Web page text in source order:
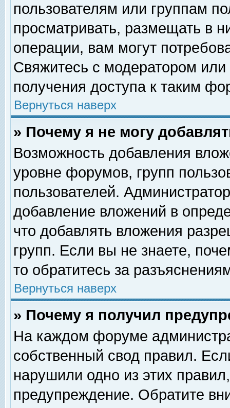
пользователям или группам
просматривать, размещать в
операции, вам могут
Свяжитесь с модератором
получения доступа к таким
Вернуться наверх
» Почему я не могу
Возможность добавления
уровне форумов, групп
пользователей.
добавление вложений в
что добавлять вложения
групп. Если вы не знаете,
то обратитесь за
Вернуться наверх
» Почему я получил
На каждом форуме
собственный свод правил.
нарушили одно из этих
предупреждение. Обратите